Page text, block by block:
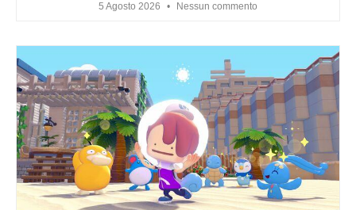
5 Agosto 2026 Nessun commento